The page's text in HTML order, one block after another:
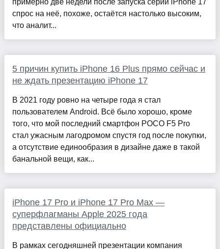
примерно две недели после запуска серии iPhone 17
спрос на неё, похоже, остаётся настолько высоким,
что аналит...
5 причин купить iPhone 16 Plus прямо сейчас и
не ждать презентацию iPhone 17
В 2021 году ровно на четыре года я стал
пользователем Android. Всё было хорошо, кроме
того, что мой последний смартфон POCO F5 Pro
стал ужасным лагодромом спустя год после покупки,
а отсутствие единообразия в дизайне даже в такой
банальной вещи, как...
iPhone 17 Pro и iPhone 17 Pro Max —
суперфлагманы Apple 2025 года
представлены официально
В рамках сегодняшней презентации компания